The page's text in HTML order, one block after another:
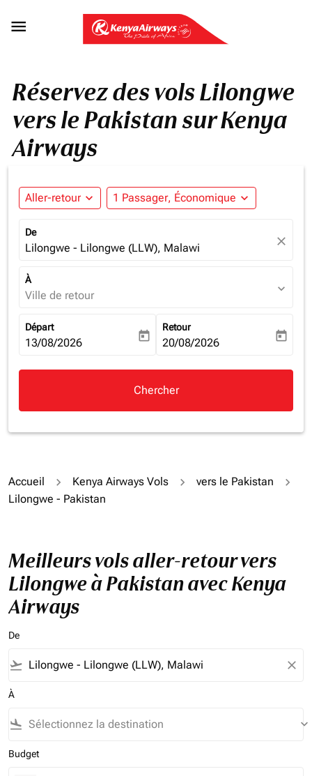

Réservez des vols Lilongwe
vers le Pakistan sur Kenya
Airways
Aller-retour expand_more 1 Passager, Économique expand_more
De
Lilongwe - Lilongwe (LLW), Malawi close
À
Ville de retour expand_more
Départ
fc-booking-departure-date-aria-label
13/08/2026 today
Retour
fc-booking-return-date-aria-
20/08/2026 today
Chercher
Accueil Kenya Airways Vols
vers le Pakistan
Lilongwe - Pakistan
Meilleurs vols aller-retour vers
Lilongwe à Pakistan avec Kenya
Airways
De
flight_takeoff close
À
flight_land keyboard_arrow_down
Budget